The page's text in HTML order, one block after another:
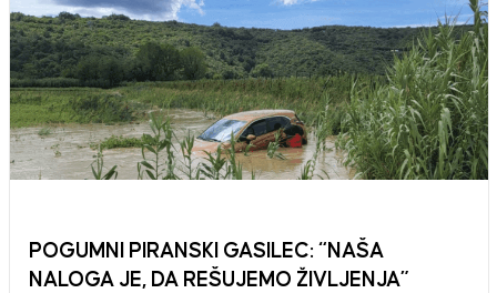
POGUMNI PIRANSKI GASILEC: “NAŠA
NALOGA JE, DA REŠUJEMO ŽIVLJENJA”